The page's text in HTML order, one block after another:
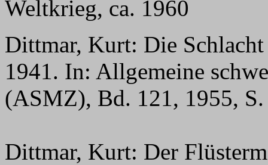
Weltkrieg, ca. 1960
Dittmar, Kurt: Die
1941. In: Allgemeine
(ASMZ), Bd. 121, 1955,
Dittmar, Kurt: Der